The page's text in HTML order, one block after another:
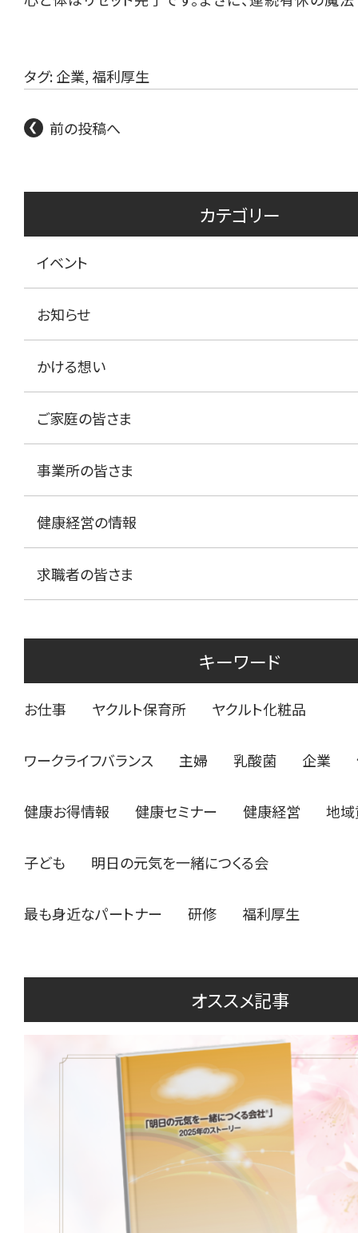
タグ:企業, 福利厚生
前の投稿へ
カテゴリー
イベント
お知らせ
かける想い
ご家庭の皆さま
事業所の皆さま
健康経営の情報
求職者の皆さま
キーワード
お仕事 ヤクルト保育所 ヤクルト化粧品
ワークライフバランス 主婦 乳酸菌 企業
健康お得情報 健康セミナー 健康経営 地
子ども 明日の元気を一緒につくる会
最も身近なパートナー 研修 福利厚生
オススメ記事